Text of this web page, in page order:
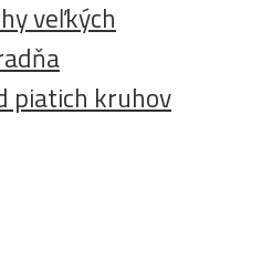
veľkých
piatich kruhov